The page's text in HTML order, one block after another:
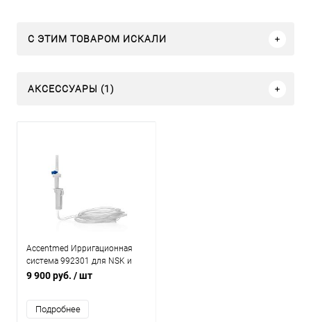
C ЭТИМ ТОВАРОМ ИСКАЛИ
АКСЕССУАРЫ (1)
Accentmed Ирригационная
система 992301 для NSK и
DTE одноразовая стерильная
9 900 руб. / шт
Подробнее